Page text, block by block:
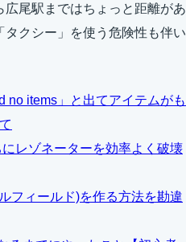
尾駅まではちょっと距離があ
クシー」を使う危険性も伴い
no items」と出てアイテムがも
レゾネーターを効率よく破壊
フィールド)を作る方法を勘違